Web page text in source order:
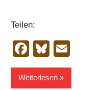
Teilen:
Facebook
Bluesky
Weiterlesen